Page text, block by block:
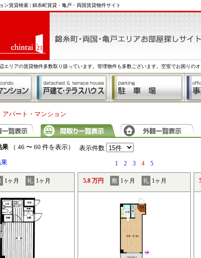
ン賃貸検索 | 錦糸町賃貸・亀戸・両国賃貸物件サイト
エリアの賃貸物件多数取り扱っています。管理物件も多数ございます。空室でお困りの
アパート・マンション
果（ 46 〜 60 件を表示） 表示件数
1 2 3 4 5
1ヶ月 礼 1ヶ月 5.8 万円 敷 1ヶ月 礼 1ヶ月